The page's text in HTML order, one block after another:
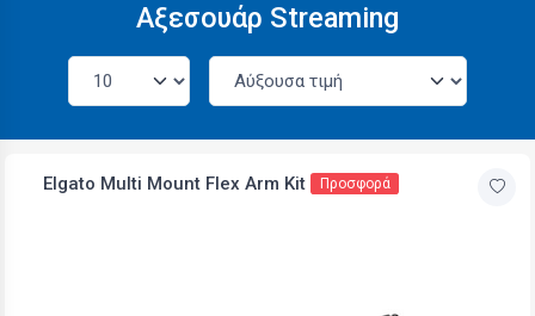
Αξεσουάρ Streaming
Elgato Multi Mount Flex Arm Kit Προσφορά